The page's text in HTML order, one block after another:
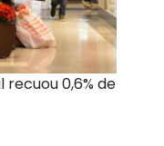
0,6% de